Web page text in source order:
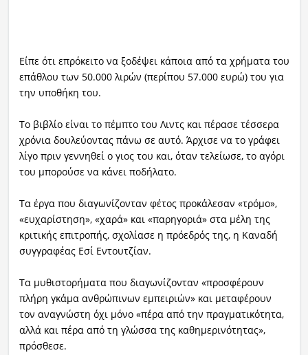
Είπε ότι επρόκειτο να ξοδέψει κάποια από τα χρήματα του
επάθλου των 50.000 λιρών (περίπου 57.000 ευρώ) του για
την υποθήκη του.
Το βιβλίο είναι το πέμπτο του Λιντς και πέρασε τέσσερα
χρόνια δουλεύοντας πάνω σε αυτό. Άρχισε να το γράφει
λίγο πριν γεννηθεί ο γιος του και, όταν τελείωσε, το αγόρι
του μπορούσε να κάνει ποδήλατο.
Τα έργα που διαγωνίζονταν φέτος προκάλεσαν «τρόμο»,
«ευχαρίστηση», «χαρά» και «παρηγοριά» στα μέλη της
κριτικής επιτροπής, σχολίασε η πρόεδρός της, η Καναδή
συγγραφέας Εσί Εντουτζίαν.
Τα μυθιστορήματα που διαγωνίζονταν «προσφέρουν
πλήρη γκάμα ανθρώπινων εμπειριών» και μεταφέρουν
τον αναγνώστη όχι μόνο «πέρα από την πραγματικότητα,
αλλά και πέρα από τη γλώσσα της καθημερινότητας»,
πρόσθεσε.